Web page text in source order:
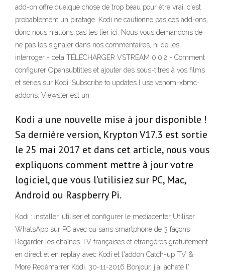
add-on offre quelque chose de trop beau pour être vrai, c'est
probablement un piratage. Kodi ne cautionne pas ces add-ons,
donc nous n'allons pas les lier ici. Nous vous demandons de
ne pas les signaler dans nos commentaires, ni de les
interroger - cela TÉLÉCHARGER VSTREAM 0.0.2 - Comment
configurer Opensubtitles et ajouter des sous-titres à vos films
et séries sur Kodi. Subscribe to updates I use venom-xbmc-
addons. Viewster est un
Kodi a une nouvelle mise à jour disponible !
Sa dernière version, Krypton V17.3 est sortie
le 25 mai 2017 et dans cet article, nous vous
expliquons comment mettre à jour votre
logiciel, que vous l’utilisiez sur PC, Mac,
Android ou Raspberry Pi.
Kodi : installer, utiliser et configurer le mediacenter Utiliser
WhatsApp sur PC avec ou sans smartphone de 3 façons
Regarder les chaînes TV françaises et étrangères gratuitement
en direct et en replay avec Kodi et l'addon Catch-up TV &
More Redémarrer Kodi. 30-11-2016 Bonjour, j'ai acheté l'